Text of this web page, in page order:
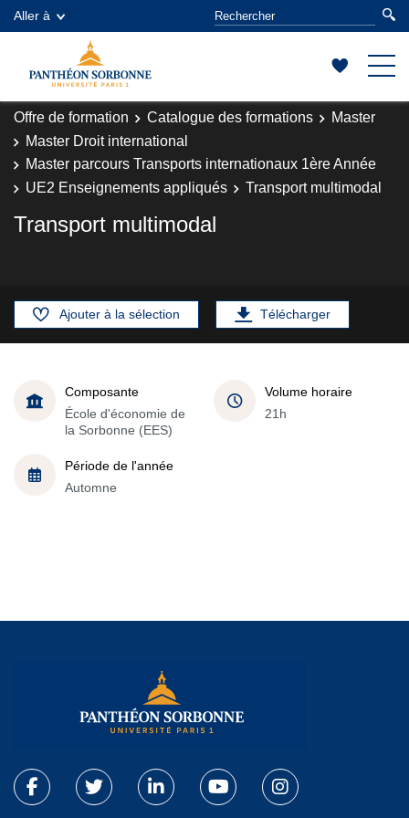
Aller à
Offre de formation Catalogue des formations
Master
Master Droit international
Master parcours Transports internationaux 1ère Année
UE2 Enseignements appliqués
Transport multimodal
Transport multimodal
Ajouter à la sélection Télécharger
Composante
École d'économie de
la Sorbonne (EES)
Volume horaire
21h
Période de l'année
Automne